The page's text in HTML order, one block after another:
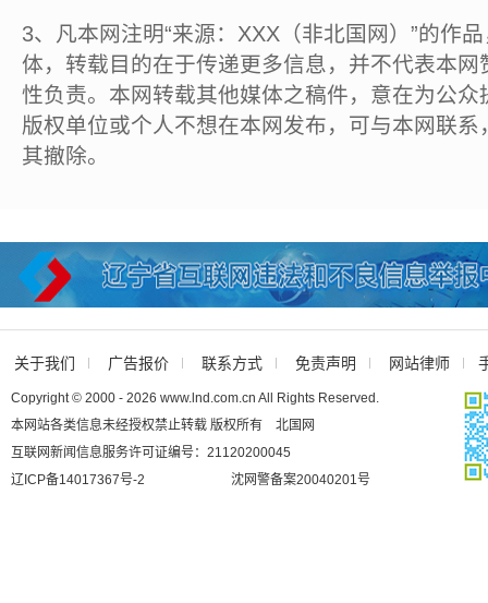
3、凡本网注明“来源：XXX（非北国网）”的作
体，转载目的在于传递更多信息，并不代表本
性负责。本网转载其他媒体之稿件，意在为公
版权单位或个人不想在本网发布，可与本网联
其撤除。
关于我们 广告报价 联系方式 免责声明 网站律师
Copyright © 2000 - 2026 www.lnd.com.cn All Rights Reserved.
本网站各类信息未经授权禁止转载 版权所有 北国网
互联网新闻信息服务许可证编号：21120200045
辽ICP备14017367号-2
沈网警备案20040201号